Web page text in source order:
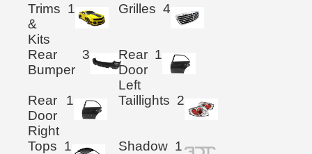
Trims
&
Kits
1 Grilles 4
Rear
Bumper
3
Rear
Door
Left
1
Rear
Door
Right
1 Taillights 2
Tops 1 Shadow 1